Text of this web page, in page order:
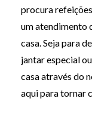
procura
um atendimento
casa. Seja para
jantar especial
casa através do
aqui para tornar